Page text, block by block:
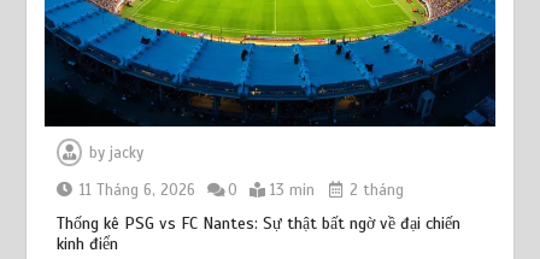
byjacky
11 Tháng 6, 2026
0 13 min 2 tháng
Thống kê PSG vs FC Nantes: Sự thật bất ngờ về đại chiến
kinh điển